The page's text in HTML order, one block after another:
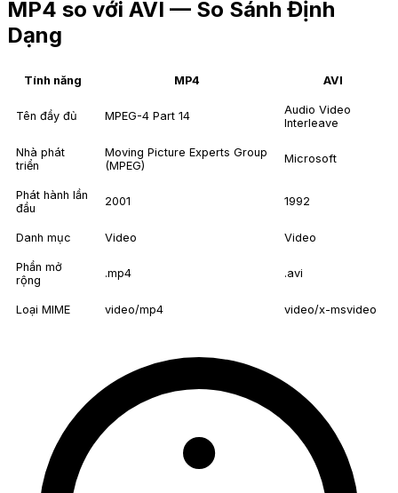
MP4 so với AVI — So Sánh Định
Dạng
Tính năng MP4 AVI
Tên đầy đủ MPEG-4 Part 14
Audio Video
Interleave
Nhà phát
triển
Moving Picture Experts Group
(MPEG)
Microsoft
Phát hành lần
đầu
2001 1992
Danh mục Video Video
Phần mở
rộng
.mp4 .avi
Loại MIME video/mp4 video/x-msvideo